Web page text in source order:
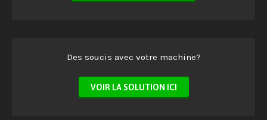
Des soucis avec votre machine?
VOIR LA SOLUTION ICI